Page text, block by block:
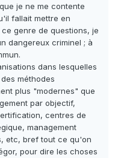
je ne me contente
fallait mettre en
genre de questions, je
dangereux criminel ; à
dans lesquelles
méthodes
plus "modernes" que
par objectif,
centres de
management
etc, bref tout ce qu'on
pour dire les choses